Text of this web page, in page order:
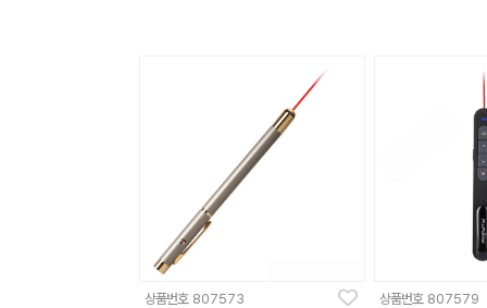
상품번호 807573 상품번호 807579